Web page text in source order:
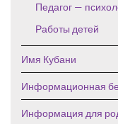
Педагог —
Работы детей
Имя Кубани
Информационная
Информация для